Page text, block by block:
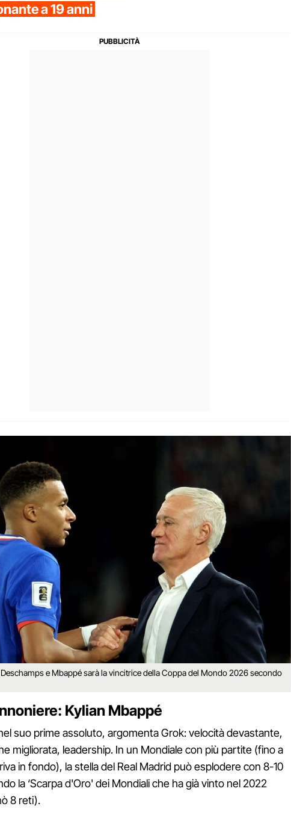
a 19 anni
e Mbappé sarà la vincitrice della Coppa del Mondo 2026 secondo
Kylian Mbappé
suo prime assoluto, argomenta Grok: velocità devastante,
migliorata, leadership. In un Mondiale con più partite (fino a
in fondo), la stella del Real Madrid può esplodere con 8-10
la ‘Scarpa d'Oro' dei Mondiali che ha già vinto nel 2022
8 reti).